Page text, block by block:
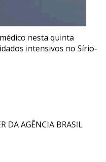
nesta quinta
intensivos no Sírio-
DA AGÊNCIA BRASIL